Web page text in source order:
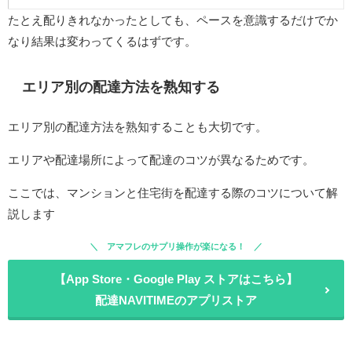
たとえ配りきれなかったとしても、ペースを意識するだけでか
なり結果は変わってくるはずです。
エリア別の配達方法を熟知する
エリア別の配達方法を熟知することも大切です。
エリアや配達場所によって配達のコツが異なるためです。
ここでは、マンションと住宅街を配達する際のコツについて解
説します
アマフレのサプリ操作が楽になる！
【App Store・Google Play ストアはこちら】
配達NAVITIMEのアプリストア